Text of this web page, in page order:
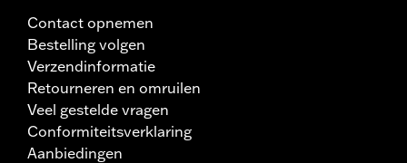
Contact opnemen
Bestelling volgen
Verzendinformatie
Retourneren en omruilen
Veel gestelde vragen
Conformiteitsverklaring
Aanbiedingen